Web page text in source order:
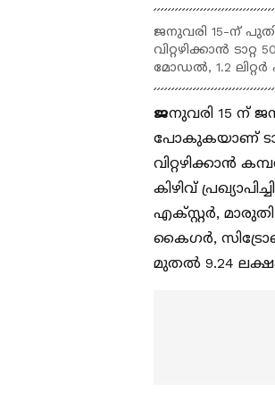
ജനുവരി 15-ന്
വിറ്റഴിക്കാൻ
മോഡൽ, 1.2
ജനുവരി 15 ന്
പോകുകയാണ്
വിറ്റഴിക്കാൻ
കിഴിവ്
എക്‌സ്റ്റർ,
കൈഗർ,
മുതൽ 9.24